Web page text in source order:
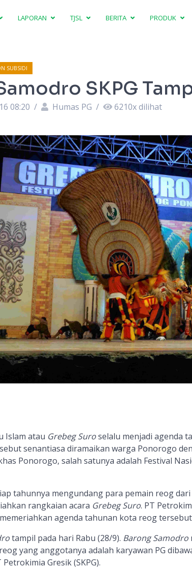
LAPORAN TJSL BERITA PRODUK
SUBSIDI
SKPG
08:20 / Humas PG / 6210x dilihat
Islam atau Grebeg Suroselalu menjadi agenda
senantiasa diramaikan warga Ponorogo
Ponorogo, salah satunya adalah Festival
tahunnya mengundang para pemain reog
rangkaian acara Grebeg Suro. PT
agenda tahunan kota reog
tampil pada hari Rabu (28/9). Barong Samodro
yang anggotanya adalah karyawan PG di
Gresik (SKPG).